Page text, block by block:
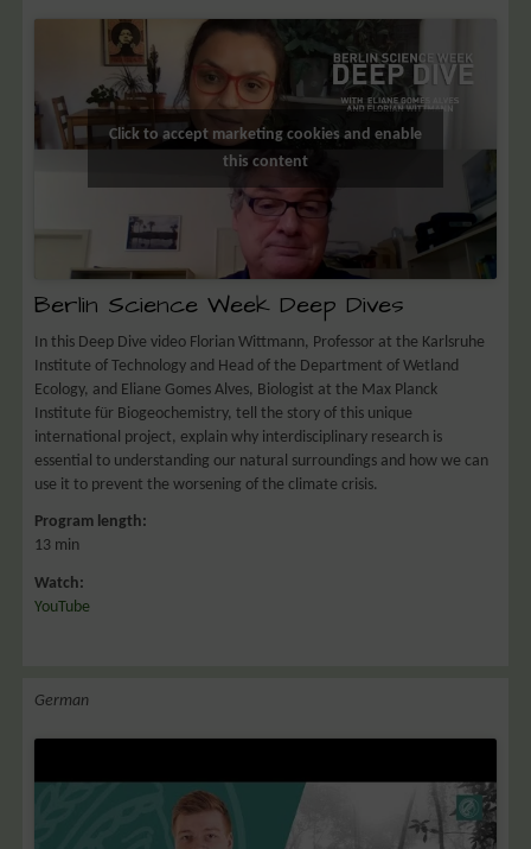
Click to accept marketing cookies and enable
this content
Berlin Science Week Deep Dives
In this Deep Dive video Florian Wittmann, Professor at the Karlsruhe
Institute of Technology and Head of the Department of Wetland
Ecology, and Eliane Gomes Alves, Biologist at the Max Planck
Institute für Biogeochemistry, tell the story of this unique
international project, explain why interdisciplinary research is
essential to understanding our natural surroundings and how we can
use it to prevent the worsening of the climate crisis.
Program length:
13 min
Watch:
YouTube
German